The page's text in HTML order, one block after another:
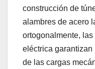
construcción de
alambres de acero
ortogonalmente,
eléctrica
de las cargas